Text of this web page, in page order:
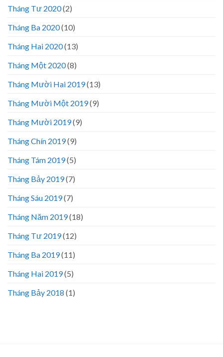
Tháng Tư 2020(2)
Tháng Ba 2020(10)
Tháng Hai 2020(13)
Tháng Một 2020(8)
Tháng Mười Hai 2019(13)
Tháng Mười Một 2019(9)
Tháng Mười 2019(9)
Tháng Chín 2019(9)
Tháng Tám 2019(5)
Tháng Bảy 2019(7)
Tháng Sáu 2019(7)
Tháng Năm 2019(18)
Tháng Tư 2019(12)
Tháng Ba 2019(11)
Tháng Hai 2019(5)
Tháng Bảy 2018 (1)